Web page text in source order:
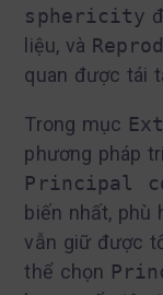
sphericity
liệu, và
quan được tái
Trong mục
phương pháp
Principal
biến nhất, phù
vẫn giữ được
thể chọn